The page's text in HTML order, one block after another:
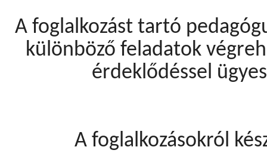
A foglalkozást tartó
különböző feladatok
érdeklődéssel
A foglalkozásokról